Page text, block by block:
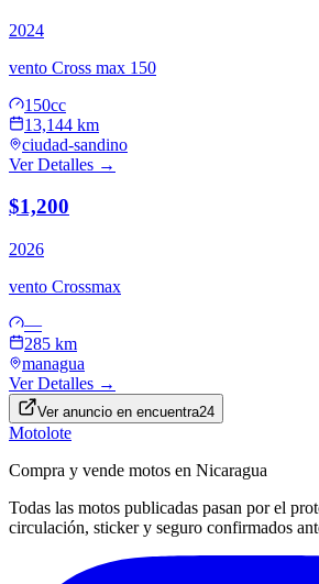
2024
vento Cross max 150
150cc
13,144 km
ciudad-sandino
Ver Detalles →
$1,200
2026
vento Crossmax
—
285 km
managua
Ver Detalles →
Ver anuncio en encuentra24
Motolote
Compra y vende motos en Nicaragua
Todas las motos publicadas pasan por el
circulación, sticker y seguro confirmados